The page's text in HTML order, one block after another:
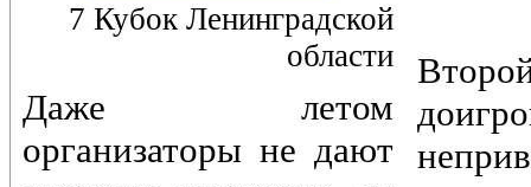
7 Кубок Ленинградской
области
Даже летом
организаторы не дают